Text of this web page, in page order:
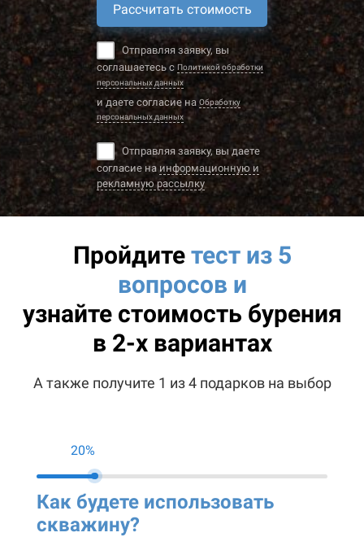
Рассчитать стоимость
Отправляя заявку, вы
соглашаетесь с Политикой обработки
персональных данных
и даете согласие на Обработку
персональных данных
Отправляя заявку, вы даете
согласие наинформационную и
рекламную рассылку
Пройдитетест из 5
вопросов и
узнайте стоимость бурения
в 2-х вариантах
А также получите 1 из 4 подарков на выбор
20%
Как будете использовать
скважину?